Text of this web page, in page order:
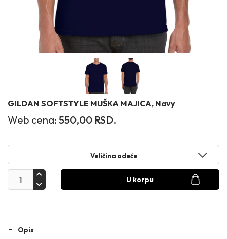
GILDAN SOFTSTYLE MUŠKA MAJICA, Navy
Web cena: 550,00 RSD.
Veličina odeće
U korpu
Opis